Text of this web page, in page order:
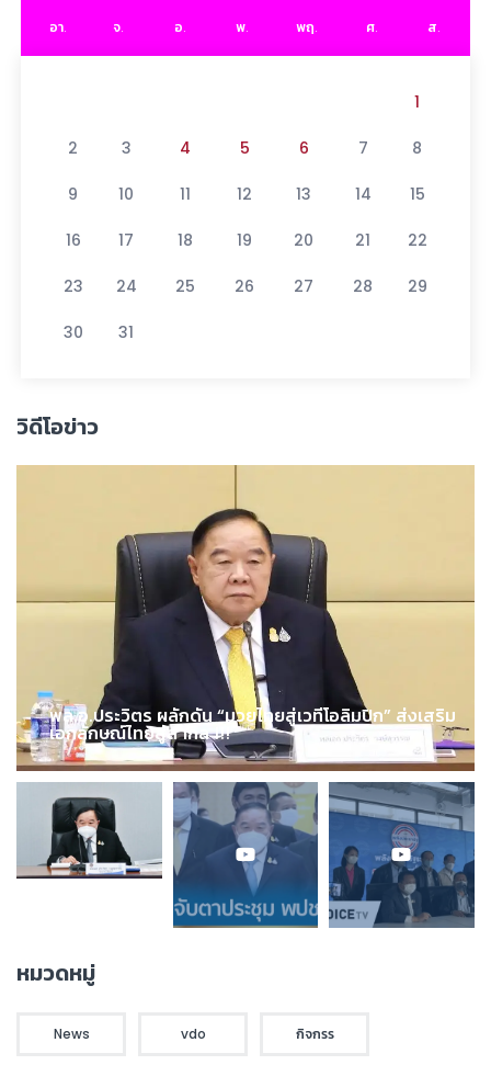
อา. จ. อ. พ. พฤ. ศ. ส.
1
2 3 4 5 6 7 8
9 10 11 12 13 14 15
16 17 18 19 20 21 22
23 24 25 26 27 28 29
30 31
วิดีโอข่าว
พล.อ.ประวิตร ผลักดัน “มวยไทยสู่เวทีโอลิมปิก” ส่งเสริม
เอกลักษณ์ไทยสู่สากล !!!
หมวดหมู่
News vdo กิจกรร